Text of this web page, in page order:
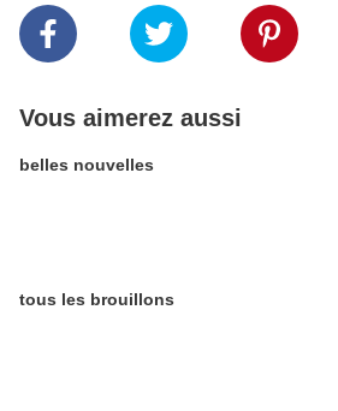
Vous aimerez aussi
belles nouvelles
tous les brouillons